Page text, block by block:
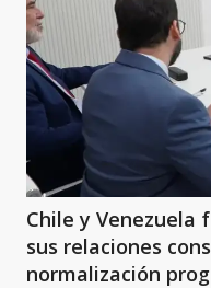
Chile y Venezuela
sus relaciones
normalización